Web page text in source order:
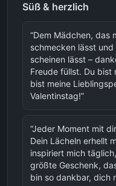
Süß & herzlich
“Dem Mädchen, das
schmecken lässt und
scheinen lässt –
Freude füllst. Du bist
bist meine
Valentinstag!”
“Jeder Moment mit
Dein Lächeln erhellt
inspiriert mich
größte Geschenk,
bin so dankbar, dich